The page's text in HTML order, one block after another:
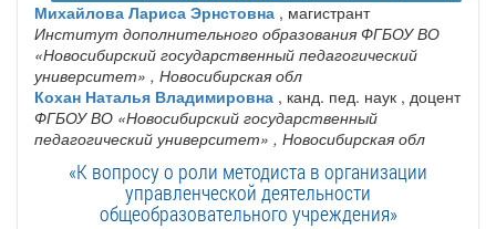
Михайлова Лариса Эрнстовна , магистрант
Институт дополнительного образования ФГБОУ ВО
«Новосибирский государственный педагогический
университет» , Новосибирская обл
Кохан Наталья Владимировна , канд. пед. наук , доцент
ФГБОУ ВО «Новосибирский государственный
педагогический университет» , Новосибирская обл
«К вопросу о роли методиста в организации
управленческой деятельности
общеобразовательного учреждения»